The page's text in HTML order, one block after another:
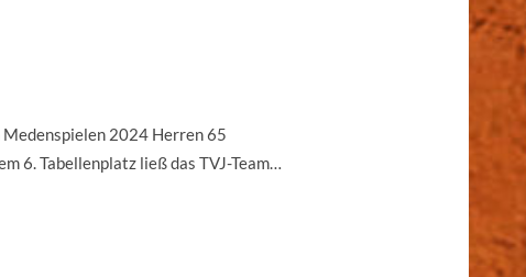
2024 Herren 65
Tabellenplatz ließ das TVJ-Team…